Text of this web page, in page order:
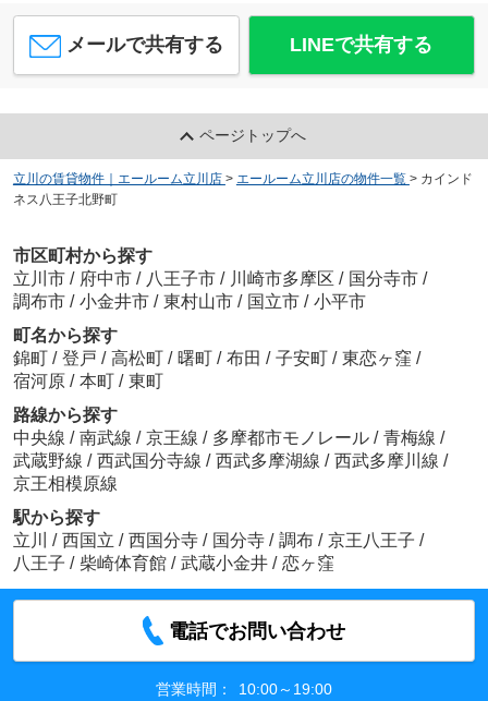
メールで共有する LINEで共有する
ページトップへ
立川の賃貸物件｜エールーム立川店 > エールーム立川店の物件一覧 > カインド
ネス八王子北野町
市区町村から探す
立川市 / 府中市 / 八王子市 / 川崎市多摩区 / 国分寺市 /
調布市 / 小金井市 / 東村山市 / 国立市 / 小平市
町名から探す
錦町 / 登戸 / 高松町 / 曙町 / 布田 / 子安町 / 東恋ヶ窪 /
宿河原 / 本町 / 東町
路線から探す
中央線 / 南武線 / 京王線 / 多摩都市モノレール / 青梅線 /
武蔵野線 / 西武国分寺線 / 西武多摩湖線 / 西武多摩川線 /
京王相模原線
駅から探す
立川
/ 西国立 / 西国分寺 / 国分寺 / 調布 / 京王八王子 /
八王子 / 柴崎体育館 / 武蔵小金井 / 恋ヶ窪
電話でお問い合わせ
営業時間：
10:00～19:00